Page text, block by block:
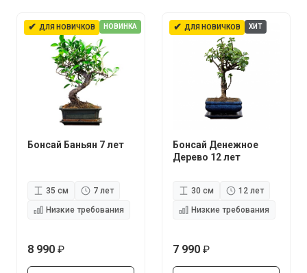
✔ ДЛЯ НОВИЧКОВ НОВИНКА
Бонсай Баньян 7 лет
35 см
7 лет
Низкие требования
8 990
✔ ДЛЯ НОВИЧКОВ ХИТ
Бонсай Денежное
Дерево 12 лет
30 см
12 лет
Низкие требования
7 990